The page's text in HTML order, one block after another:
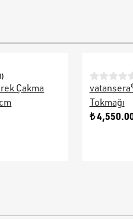
)
Çakma
Tokmağı
₺